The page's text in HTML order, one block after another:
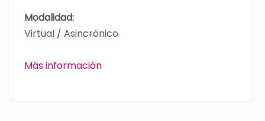
Modalidad:
Virtual / Asincrónico
Más información